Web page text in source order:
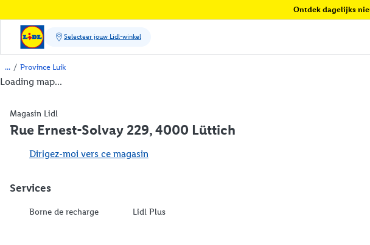
Ontdek dagelijks
/ Province Luik
Loading map...
Magasin Lidl
Rue Ernest-Solvay 229, 4000 Lüttich
Dirigez-moi vers ce magasin
Services
Borne de recharge Lidl Plus